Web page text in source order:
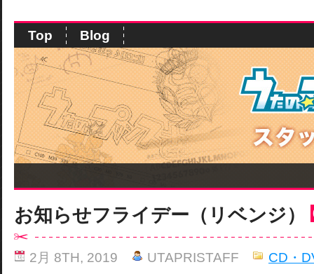
Top Blog
お知らせフライデー（リベンジ）
2月 8TH, 2019 UTAPRISTAFF CD・